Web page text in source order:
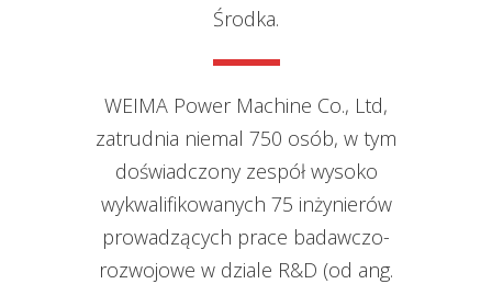
Środka.
WEIMA Power Machine Co., Ltd,
zatrudnia niemal 750 osób, w tym
doświadczony zespół wysoko
wykwalifikowanych 75 inżynierów
prowadzących prace badawczo-
rozwojowe w dziale R&D (od ang.